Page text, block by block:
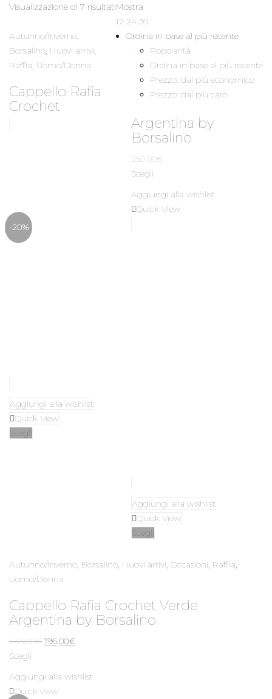
Visualizzazione di 7 risultatiOrdina
in
base
recente
Mostra
12 24 36
Ordina in base al più recente
Popolarità
Ordina in base al più recente
Prezzo: dal più economico
Prezzo: dal più caro
Aggiungi alla wishlist
Quick View
Scegli
Autunno/Inverno,
Borsalino, Nuovi arrivi,
Raffia, Uomo/Donna
Cappello Rafia
Crochet
Argentina by
Borsalino
250,00€
Scegli
Aggiungi alla wishlist
Quick View
-20%
Aggiungi alla wishlist
Quick View
Scegli
Autunno/Inverno, Borsalino, Nuovi arrivi, Occasioni, Raffia,
Uomo/Donna
Cappello Rafia Crochet Verde
Argentina by Borsalino
245,00€ Il
196,00€Il
Scegli
Aggiungi alla wishlist
Quick View